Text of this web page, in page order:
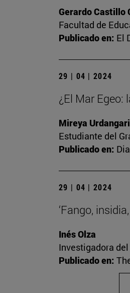
Gerardo Castillo
Facultad de
Publicado en: El
29 | 04 | 2024
¿El Mar Egeo:
Mireya
Estudiante del
Publicado en:
29 | 04 | 2024
‘Fango,
Inés Olza
Investigadora
Publicado en: